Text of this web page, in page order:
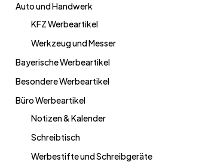
Auto und Handwerk
KFZ Werbeartikel
Werkzeug und Messer
Bayerische Werbeartikel
Besondere Werbeartikel
Büro Werbeartikel
Notizen & Kalender
Schreibtisch
Werbestifte und Schreibgeräte